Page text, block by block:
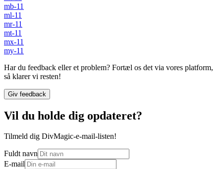
mb-11
ml-11
mr-11
mt-11
mx-11
my-11
Har du feedback eller et problem? Fortæl os det via vores platform,
så klarer vi resten!
Giv feedback
Vil du holde dig opdateret?
Tilmeld dig DivMagic-e-mail-listen!
Fuldt navn
E-mail